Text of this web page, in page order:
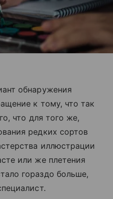
обнаружения
к тому, что так
что для того же,
редких сортов
иллюстрации
или же плетения
гораздо больше,